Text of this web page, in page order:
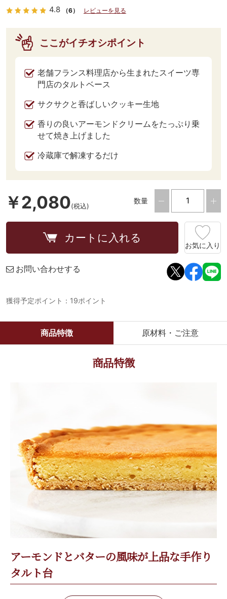
4.8 （6） レビューを見る
ここがイチオシポイント
老舗フランス料理店から生まれたスイーツ専
門店のタルトベース
サクサクと香ばしいクッキー生地
香りの良いアーモンドクリームをたっぷり乗
せて焼き上げました
冷蔵庫で解凍するだけ
￥2,080(税込)
数量
カートに入れる
お気に入り
お問い合わせする
獲得予定ポイント：19ポイント
商品特徴 原材料・ご注意
商品特徴
アーモンドとバターの風味が上品な手作り
タルト台